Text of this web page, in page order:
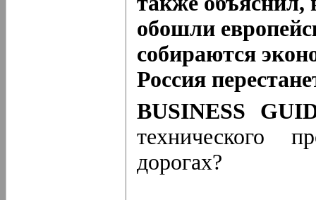
обошли
собираются
Россия
BUSINESS
технического
дорогах?